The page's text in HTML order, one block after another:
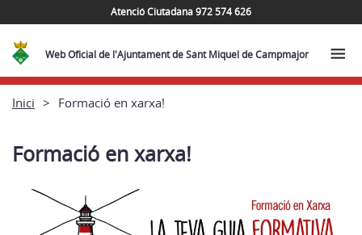
Atenció Ciutadana 972 574 626
Web Oficial de l'Ajuntament de Sant Miquel de Campmajor
Inici Formació en xarxa!
Formació en xarxa!